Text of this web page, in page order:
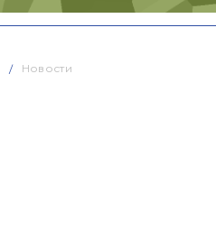
Новости